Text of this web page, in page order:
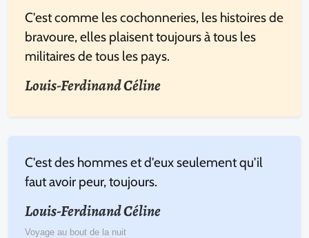
C'est comme les cochonneries, les histoires de
bravoure, elles plaisent toujours à tous les
militaires de tous les pays.
Louis-Ferdinand Céline
C'est des hommes et d'eux seulement qu'il
faut avoir peur, toujours.
Louis-Ferdinand Céline
Voyage au bout de la nuit